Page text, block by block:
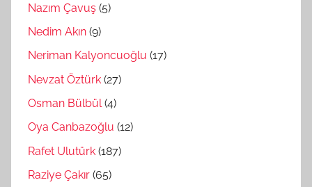
Nazım Çavuş (5)
Nedim Akın (9)
Neriman Kalyoncuoğlu (17)
Nevzat Öztürk (27)
Osman Bülbül(4)
Oya Canbazoğlu (12)
Rafet Ulutürk (187)
Raziye Çakır (65)